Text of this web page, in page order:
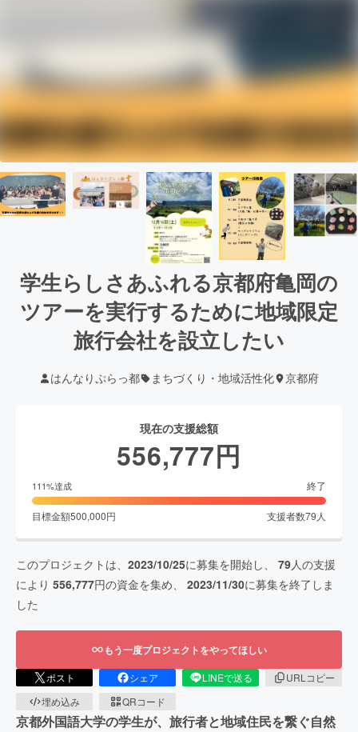
学生らしさあふれる京都府亀岡の
ツアーを実行するために地域限定
旅行会社を設立したい
はんなりぷらっ都 まちづくり・地域活性化 京都府
現在の支援総額
556,777円
111%達成 終了
目標金額500,000円 支援者数79 人
このプロジェクトは、 2023/10/25に募集を開始し、 79人の支援
により 556,777円の資金を集め、 2023/11/30に募集を終了しま
した
もう一度プロジェクトをやってほしい
ポスト シェア LINEで送る
URLコピー
埋め込み
QRコード
京都外国語大学の学生が、旅行者と地域住民を繋ぐ自然